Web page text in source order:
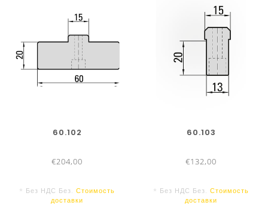
60.102
€204,00
* Без НДС Без. Стоимость
доставки
60.103
€132,00
* Без НДС Без. Стоимость
доставки